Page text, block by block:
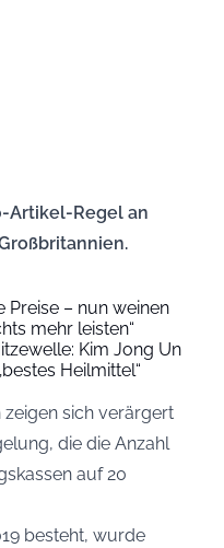
Artikel-Regel an
– nun weinen
mehr leisten“
Kim Jong Un
Heilmittel“
sich verärgert
die die Anzahl
auf 20
besteht, wurde